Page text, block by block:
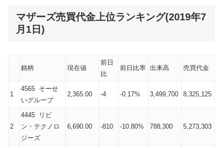
マザーズ売買代金上位ランキング(2019年7
月1日)
銘柄 現在値
前日
比
前日比率 出来高 売買代金
1
4565 そーせ
いグループ
2,365.00 -4 -0.17% 3,499,700 8,325,125
2
4445 リビ
ン・テクノロ
ジーズ
6,690.00 -810 -10.80% 788,300 5,273,303